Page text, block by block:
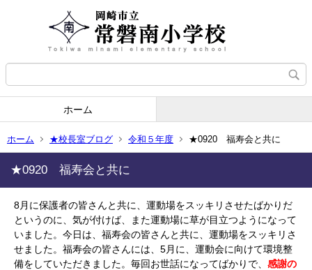
ホーム
ホーム ★校長室ブログ 令和５年度 ★0920 福寿会と共に
★0920 福寿会と共に
8月に保護者の皆さんと共に、運動場をスッキリさせたばかりだ
というのに、気が付けば、また運動場に草が目立つようになって
いました。今日は、福寿会の皆さんと共に、運動場をスッキリさ
せました。福寿会の皆さんには、5月に、運動会に向けて環境整
備をしていただきました。毎回お世話になってばかりで、 感謝の